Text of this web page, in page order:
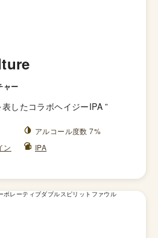
ャー
したコラボヘイジーIPA ”
アルコール度数 7%
ン
IPA